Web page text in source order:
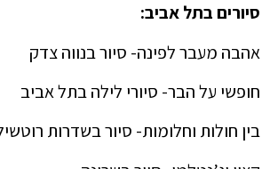
סיורים בתל אביב:
אהבה מעבר לפינה- סיור בנווה צדק
חופשי על הבר- סיורי לילה בתל אביב
בין חולות וחלומות- סיור בשדרות